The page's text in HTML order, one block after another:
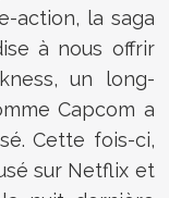
action, la saga
à nous offrir
un long-
Capcom a
Cette fois-ci,
sur Netflix et